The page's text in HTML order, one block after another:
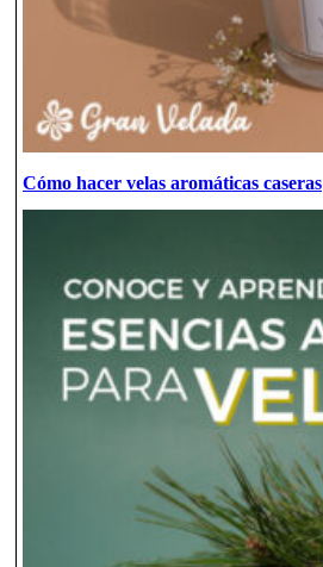
Cómo hacer velas aromáticas caseras